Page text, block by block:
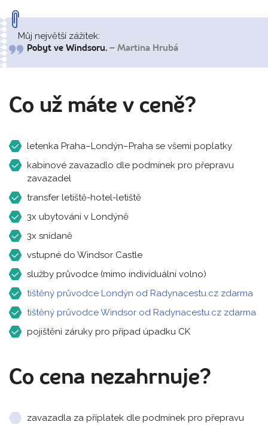
Můj největší zážitek:
Pobyt ve Windsoru. – Martina Hrubá
Co už máte v ceně?
letenka Praha–Londýn–Praha se všemi poplatky
kabinové zavazadlo dle podmínek pro přepravu
zavazadel
transfer letiště-hotel-letiště
3x ubytování v Londýně
3x snídaně
vstupné do Windsor Castle
služby průvodce (mimo individuální volno)
tištěný průvodce Londýn od Radynacestu.cz zdarma
tištěný průvodce Windsor od Radynacestu.cz zdarma
pojištění záruky pro případ úpadku CK
Co cena nezahrnuje?
zavazadla za příplatek dle podmínek pro přepravu